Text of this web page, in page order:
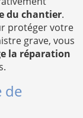
du chantier.
protéger votre
grave, vous
la réparation
de